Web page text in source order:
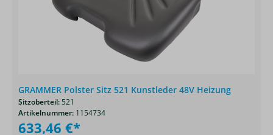
GRAMMER Polster Sitz 521 Kunstleder 48V Heizung
Sitzoberteil:521
Artikelnummer: 1154734
633,46 €*